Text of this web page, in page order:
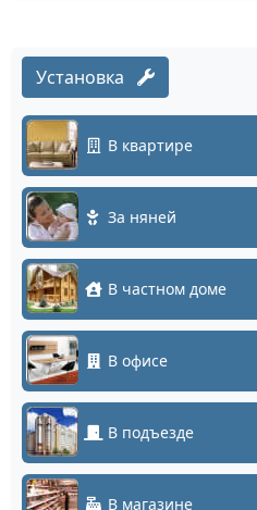
Установка
В квартире
За няней
В частном доме
В офисе
В подъезде
В магазине